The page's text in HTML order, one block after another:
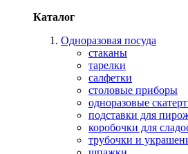
Каталог
Одноразовая посуда
стаканы
тарелки
салфетки
столовые приборы
одноразовые
подставки для
коробочки для
трубочки и